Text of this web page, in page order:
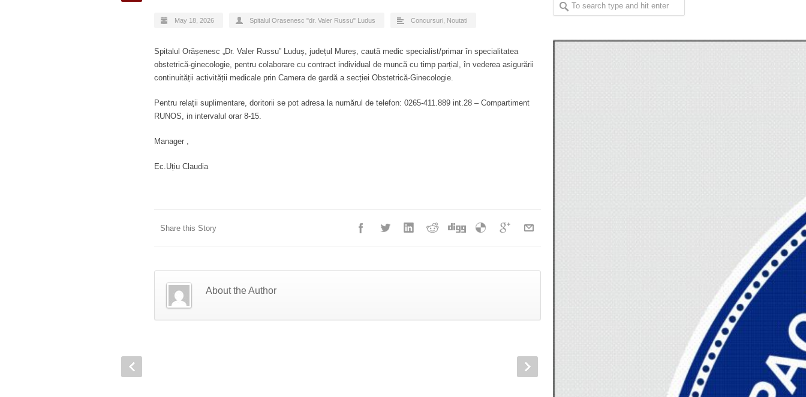
May 18, 2026 Spitalul Orasenesc "dr. Valer Russu" Ludus Concursuri Noutati
Spitalul Orășenesc „Dr. Valer Russu” Luduș, județul Mureș, caută medic specialist/primar în specialitatea
obstetrică-ginecologie, pentru colaborare cu contract individual de muncă cu timp parțial, în vederea asigurării
continuității activității medicale prin Camera de gardă a secției Obstetrică-Ginecologie.
Pentru relații suplimentare, doritorii se pot adresa la numărul de telefon: 0265-411.889 int.28 – Compartiment
RUNOS, in intervalul orar 8-15.
Manager ,
Ec.Uțiu Claudia
Share this Story
About the Author